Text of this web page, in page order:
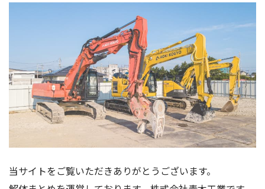
当サイトをご覧いただきありがとうございます。